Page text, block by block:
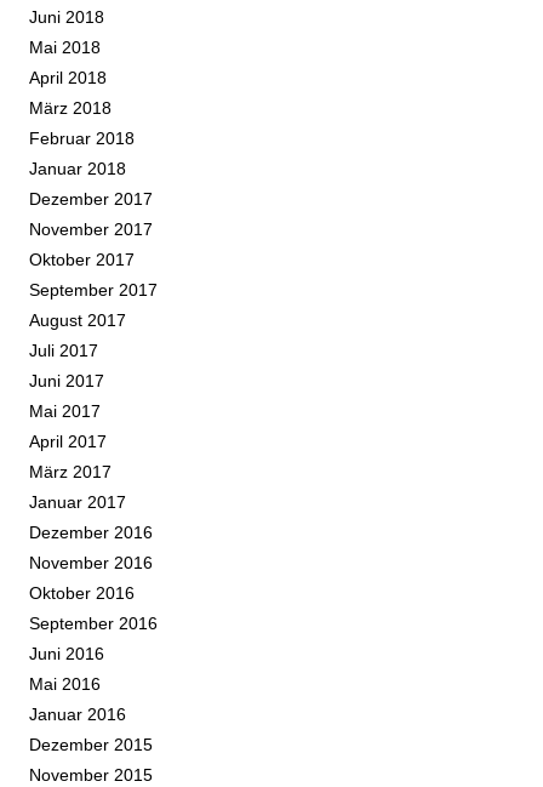
Juni 2018
Mai 2018
April 2018
März 2018
Februar 2018
Januar 2018
Dezember 2017
November 2017
Oktober 2017
September 2017
August 2017
Juli 2017
Juni 2017
Mai 2017
April 2017
März 2017
Januar 2017
Dezember 2016
November 2016
Oktober 2016
September 2016
Juni 2016
Mai 2016
Januar 2016
Dezember 2015
November 2015